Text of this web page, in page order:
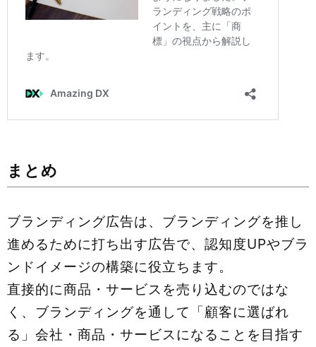
まとめ
ブランディング広告は、ブランディングを推し
進めるために打ち出す広告で、認知度UPやブラ
ンドイメージの構築に役立ちます。
直接的に商品・サービスを売り込むのではな
く、ブランディングを通して「顧客に選ばれ
る」会社・商品・サービスになることを目指す